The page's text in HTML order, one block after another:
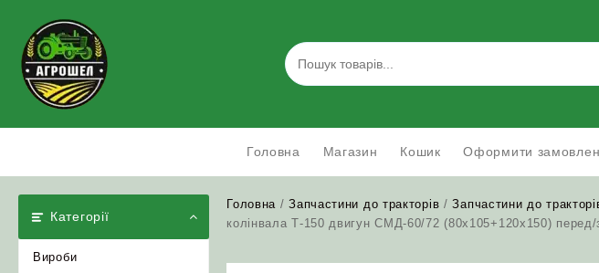
content
Головна Магазин Кошик Оформити
Категорії
Вироби
Головна /Запчастини до тракторів /Запчастини до
колінвала Т-150 двигун СМД-60/72 (80х105+120х150) перед/